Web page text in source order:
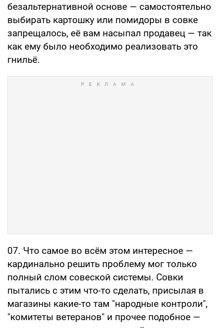
безальтернативной основе — самостоятельно
выбирать картошку или помидоры в совке
запрещалось, её вам насыпал продавец — так
как ему было необходимо реализовать это
гнильё.
07. Что самое во всём этом интересное —
кардинально решить проблему мог только
полный слом совеской системы. Совки
пытались с этим что-то сделать, присылая в
магазины какие-то там "народные контроли",
"комитеты ветеранов" и прочее подобное —